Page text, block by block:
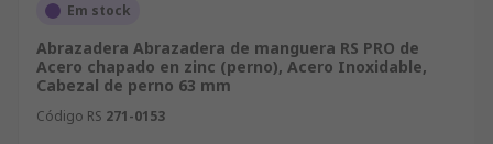
Em stock
Abrazadera Abrazadera de manguera RS PRO de
Acero chapado en zinc (perno), Acero Inoxidable,
Cabezal de perno 63 mm
Código RS 271-0153